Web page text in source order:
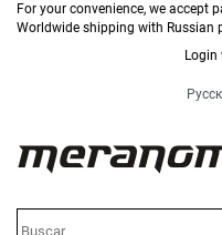
For your convenience, we accept
Worldwide shipping with Russian
Login